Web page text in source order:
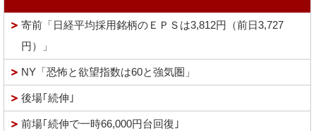
寄前「日経平均採用銘柄のＥＰＳは3,812円（前日3,727
円）」
NY「恐怖と欲望指数は60と強気圏」
後場｢続伸｣
前場｢続伸で一時66,000円台回復｣